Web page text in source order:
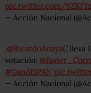
pic.twitter.com/
— Acción Nacional
.@RicardoAnayaC lleva
votación;
#GanóElPAN
— Acción Nacional